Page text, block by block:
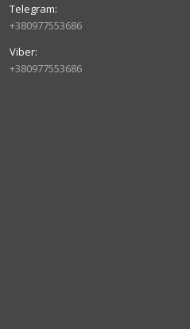
+380977553686
+380977553686